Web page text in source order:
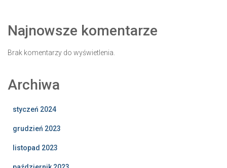
Najnowsze komentarze
Brak komentarzy do wyświetlenia.
Archiwa
styczeń 2024
grudzień 2023
listopad 2023